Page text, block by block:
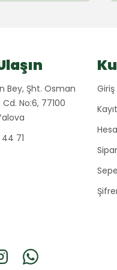
Bey, Şht. Osman
No:6, 77100
71